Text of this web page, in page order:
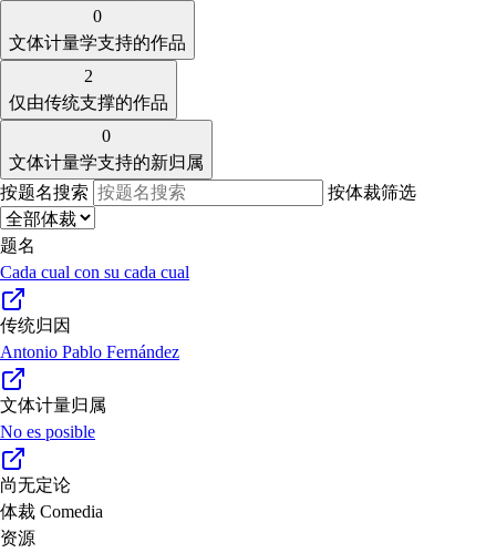
0
文体计量学支持的作品
2
仅由传统支撑的作品
0
文体计量学支持的新归属
按题名搜索
按体裁筛选
题名
Cada cual con su cada cual
传统归因
Antonio Pablo Fernández
文体计量归属
No es posible
尚无定论
体裁 Comedia
资源